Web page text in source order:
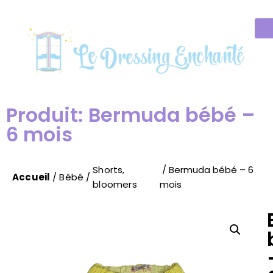
Produit: Bermuda bébé –
6 mois
Accueil /Bébé /
Shorts,
bloomers
/ Bermuda bébé – 6
mois